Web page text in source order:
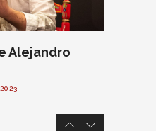
Alejandro